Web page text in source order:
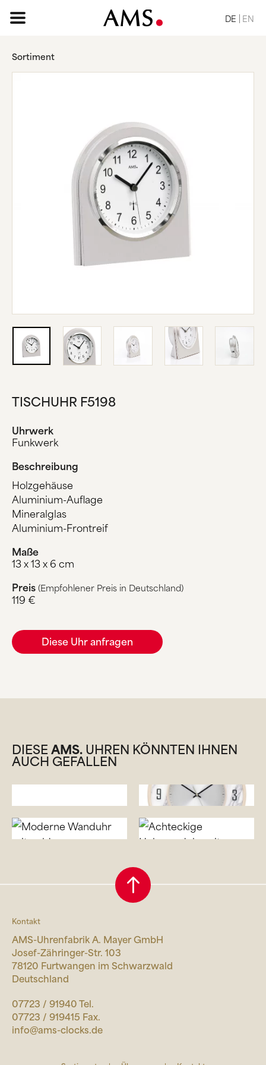
KLASSISCH
ELEGANT
FIRMENGESCHICHTE
SCHWARZWALD
KONTAKT
DE EN
Sortiment
TISCHUHR F5198
Uhrwerk
Funkwerk
Beschreibung
Holzgehäuse
Aluminium-Auflage
Mineralglas
Aluminium-Frontreif
Maße
13 x 13 x 6 cm
Preis(Empfohlener Preis in Deutschland)
119 €
Diese Uhr anfragen
DIESEAMS.UHREN KÖNNTEN IHNEN
AUCH GEFALLEN
Kontakt
AMS-Uhrenfabrik A. Mayer GmbH
Josef-Zähringer-Str. 103
78120 Furtwangen im Schwarzwald
Deutschland
07723 / 91940 Tel.
07723 / 919415 Fax.
info@ams-clocks.de